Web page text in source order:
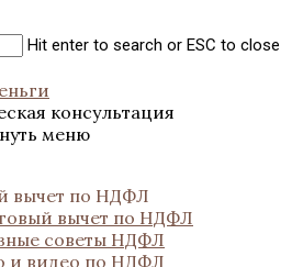
Hit enter to search or ESC to close
консультация
меню
вычет по НДФЛ
вычет по НДФЛ
советы НДФЛ
и видео по НДФЛ